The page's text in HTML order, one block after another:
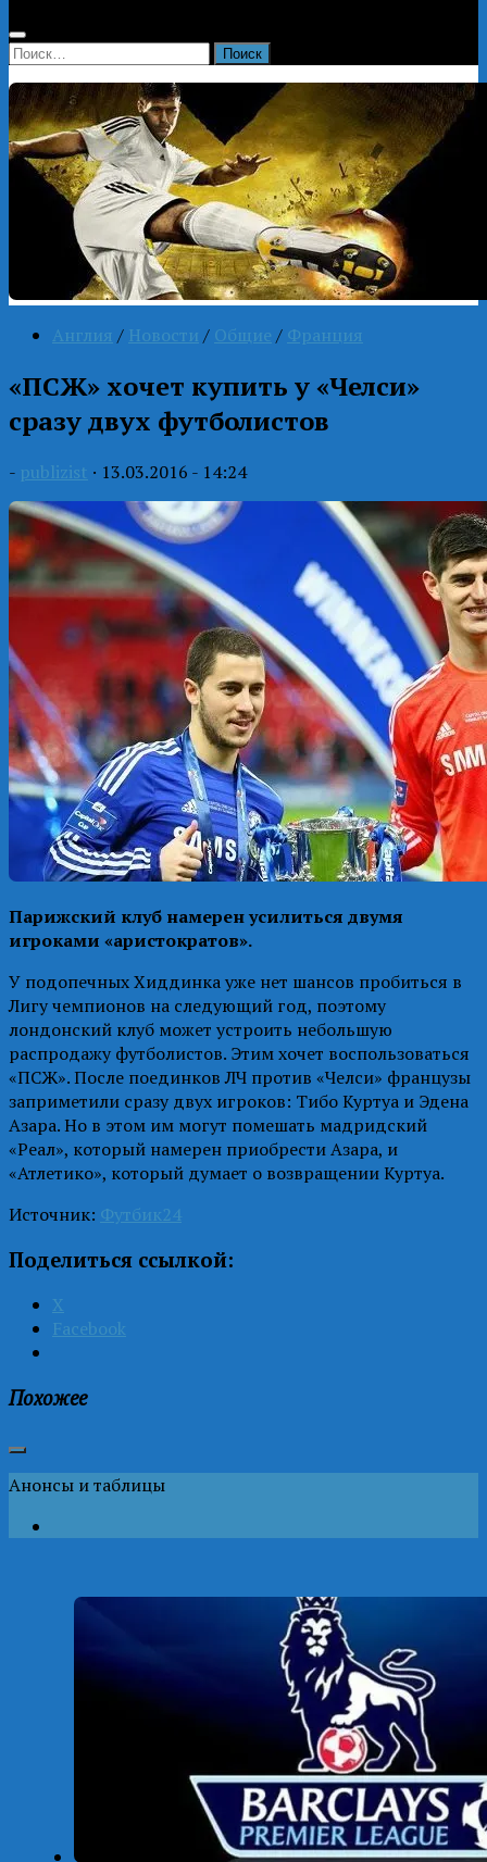
Найти:
Англия / Новости / Общие / Франция
«ПСЖ» хочет купить у «Челси»
сразу двух футболистов
- publizist · 13.03.2016 - 14:24
Парижский клуб намерен усилиться двумя
игроками «аристократов».
У подопечных Хиддинка уже нет шансов пробиться в
Лигу чемпионов на следующий год, поэтому
лондонский клуб может устроить небольшую
распродажу футболистов. Этим хочет воспользоваться
«ПСЖ». После поединков ЛЧ против «Челси» французы
заприметили сразу двух игроков: Тибо Куртуа и Эдена
Азара. Но в этом им могут помешать мадридский
«Реал», который намерен приобрести Азара, и
«Атлетико», который думает о возвращении Куртуа.
Источник: Футбик24
Поделиться ссылкой:
X
Facebook
Похожее
Анонсы и таблицы